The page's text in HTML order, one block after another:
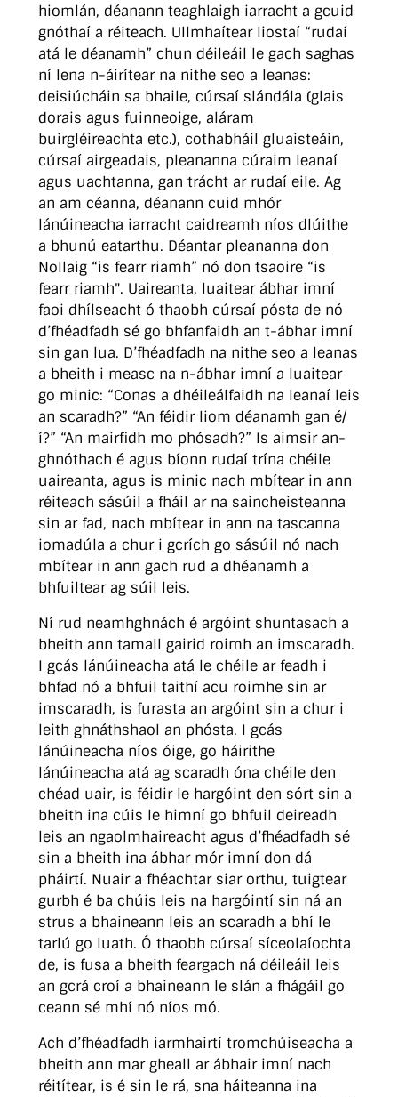
hiomlán, déanann teaghlaigh iarracht a gcuid
gnóthaí a réiteach. Ullmhaítear liostaí “rudaí
atá le déanamh” chun déileáil le gach saghas
ní lena n-áirítear na nithe seo a leanas:
deisiúcháin sa bhaile, cúrsaí slándála (glais
dorais agus fuinneoige, aláram
buirgléireachta etc.), cothabháil gluaisteáin,
cúrsaí airgeadais, pleananna cúraim leanaí
agus uachtanna, gan trácht ar rudaí eile. Ag
an am céanna, déanann cuid mhór
lánúineacha iarracht caidreamh níos dlúithe
a bhunú eatarthu. Déantar pleananna don
Nollaig “is fearr riamh” nó don tsaoire “is
fearr riamh". Uaireanta, luaitear ábhar imní
faoi dhílseacht ó thaobh cúrsaí pósta de nó
d’fhéadfadh sé go bhfanfaidh an t-ábhar imní
sin gan lua. D’fhéadfadh na nithe seo a leanas
a bheith i measc na n-ábhar imní a luaitear
go minic: “Conas a dhéileálfaidh na leanaí leis
an scaradh?” “An féidir liom déanamh gan é/
í?” “An mairfidh mo phósadh?” Is aimsir an-
ghnóthach é agus bíonn rudaí trína chéile
uaireanta, agus is minic nach mbítear in ann
réiteach sásúil a fháil ar na saincheisteanna
sin ar fad, nach mbítear in ann na tascanna
iomadúla a chur i gcrích go sásúil nó nach
mbítear in ann gach rud a dhéanamh a
bhfuiltear ag súil leis.
Ní rud neamhghnách é argóint shuntasach a
bheith ann tamall gairid roimh an imscaradh.
I gcás lánúineacha atá le chéile ar feadh i
bhfad nó a bhfuil taithí acu roimhe sin ar
imscaradh, is furasta an argóint sin a chur i
leith ghnáthshaol an phósta. I gcás
lánúineacha níos óige, go háirithe
lánúineacha atá ag scaradh óna chéile den
chéad uair, is féidir le hargóint den sórt sin a
bheith ina cúis le himní go bhfuil deireadh
leis an ngaolmhaireacht agus d’fhéadfadh sé
sin a bheith ina ábhar mór imní don dá
pháirtí. Nuair a fhéachtar siar orthu, tuigtear
gurbh é ba chúis leis na hargóintí sin ná an
strus a bhaineann leis an scaradh a bhí le
tarlú go luath. Ó thaobh cúrsaí síceolaíochta
de, is fusa a bheith feargach ná déileáil leis
an gcrá croí a bhaineann le slán a fhágáil go
ceann sé mhí nó níos mó.
Ach d’fhéadfadh iarmhairtí tromchúiseacha a
bheith ann mar gheall ar ábhair imní nach
réitítear, is é sin le rá, sna háiteanna ina